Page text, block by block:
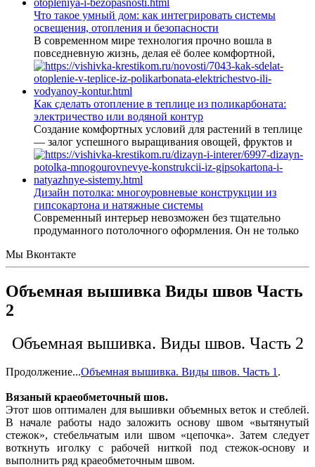
Что такое умный дом: как интегрировать системы
освещения, отопления и безопасности
В современном мире технология прочно вошла в
повседневную жизнь, делая её более комфортной,
Как сделать отопление в теплице из поликарбоната:
электричество или водяной контур
Создание комфортных условий для растений в теплице
— залог успешного выращивания овощей, фруктов и
Дизайн потолка: многоуровневые конструкции из
гипсокартона и натяжные системы
Современный интерьер невозможен без тщательно
продуманного потолочного оформления. Он не только
Мы Вконтакте
Объемная вышивка Виды швов Часть
2
Объемная вышивка. Виды швов. Часть 2
Продолжение...Объемная вышивка. Виды швов. Часть 1 .
Вязаный краеобметочный шов.
Этот шов оптимален для вышивки объемных веток и стеблей.
В начале работы надо заложить основу швом «вытянутый
стежок», стебельчатым или швом «цепочка». Затем следует
воткнуть иголку с рабочей ниткой под стежок-основу и
выполнить ряд краеобметочным швом.